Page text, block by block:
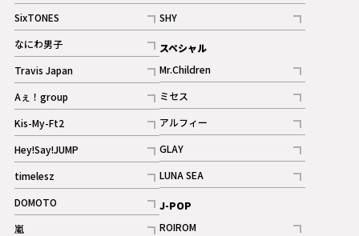
記事
ギャラリー
SixTONES
記事
ギャラリー
なにわ男子
記事
Travis Japan
記事
Aぇ！group
記事
Kis-My-Ft2
記事
ギャラリー
Hey!Say!JUMP
記事
timelesz
記事
DOMOTO
記事
嵐
記事
SHY
記事
スペシャル
Mr.Children
記事
ミセス
記事
アルフィー
記事
GLAY
記事
LUNA SEA
記事
J-POP
ROIROM